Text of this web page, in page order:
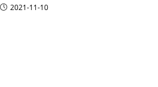
2021-11-10